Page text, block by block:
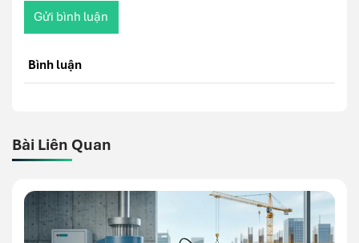
Gửi bình luận
Bình luận
Bài Liên Quan